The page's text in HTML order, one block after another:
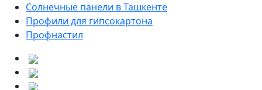
Солнечные панели в Ташкенте
Профили для гипсокартона
Профнастил